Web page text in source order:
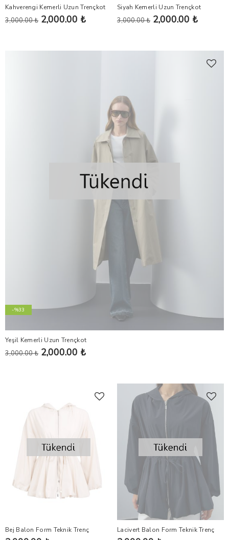
Kahverengi Kemerli Uzun Trençkot
3,000.00 ₺ 2,000.00 ₺
Siyah Kemerli Uzun Trençkot
3,000.00 ₺ 2,000.00 ₺
-%33
Yeşil Kemerli Uzun Trençkot
3,000.00 ₺ 2,000.00 ₺
Bej Balon Form Teknik Trenç Lacivert Balon Form Teknik Trenç